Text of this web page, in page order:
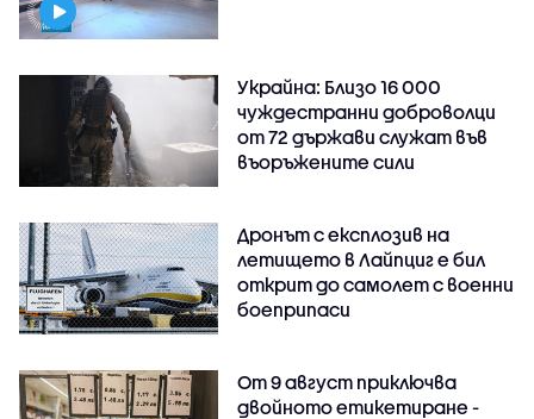
Украйна: Близо 16 000
чуждестранни доброволци
от 72 държави служат във
въоръжените сили
Дронът с експлозив на
летището в Лайпциг е бил
открит до самолет с военни
боеприпаси
От 9 август приключва
двойното етикетиране -